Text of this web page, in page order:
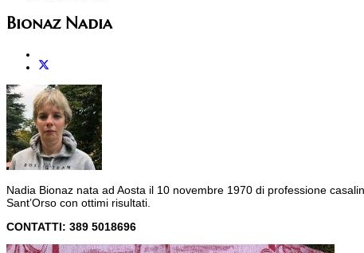
Bionaz Nadia
Nadia Bionaz nata ad Aosta il 10 novembre 1970 di professione
Sant’Orso con ottimi risultati.
CONTATTI: 389 5018696